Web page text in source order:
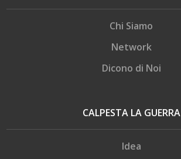
Chi Siamo
Network
Dicono di Noi
CALPESTA LA GUERRA
Idea